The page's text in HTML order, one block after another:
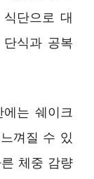
단으로 대
식과 공복
는 쉐이크
껴질 수 있
체중 감량